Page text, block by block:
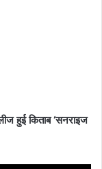
हुई किताब ‘सनराइज